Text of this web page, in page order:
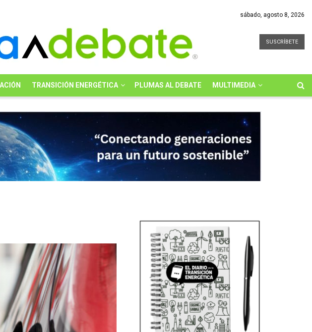
sábado, agosto 8, 2026
SUSCRÍBETE
TRANSICIÓN ENERGÉTICA PLUMAS AL DEBATE MULTIMEDIA